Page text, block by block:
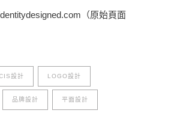
（原始頁面
設計 LOGO設計
品牌設計 平面設計